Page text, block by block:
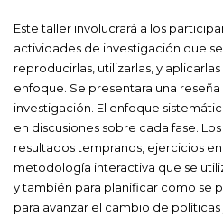
Este taller involucrará a los
actividades de investigación que
reproducirlas, utilizarlas, y
enfoque. Se presentara una
investigación. El enfoque
en discusiones sobre cada fase.
resultados tempranos, ejercicios
metodología interactiva que se
y también para planificar como se
para avanzar el cambio de